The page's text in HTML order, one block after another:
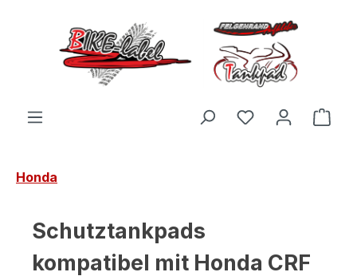
Zum Hauptinhalt springen
Du hast 0
Honda
Schutztankpads
kompatibel mit Honda CRF